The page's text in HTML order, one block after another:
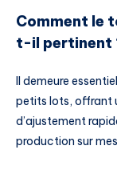
Comment le
t-il pertinent
Il demeure
petits lots, offrant
d’ajustement
production sur